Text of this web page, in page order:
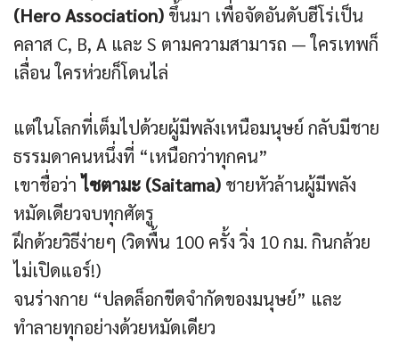
(Hero Association) ขึ้นมา เพื่อจัดอันดับฮีโร่เป็น
คลาส C, B, A และ S ตามความสามารถ — ใครเทพก็
เลื่อน ใครห่วยก็โดนไล่
แต่ในโลกที่เต็มไปด้วยผู้มีพลังเหนือมนุษย์ กลับมีชาย
ธรรมดาคนหนึ่งที่ “เหนือกว่าทุกคน”
เขาชื่อว่า ไซตามะ (Saitama) ชายหัวล้านผู้มีพลัง
หมัดเดียวจบทุกศัตรู
ฝึกด้วยวิธีง่ายๆ (วิดพื้น 100 ครั้ง วิ่ง 10 กม. กินกล้วย
ไม่เปิดแอร์!)
จนร่างกาย “ปลดล็อกขีดจำกัดของมนุษย์” และ
ทำลายทุกอย่างด้วยหมัดเดียว